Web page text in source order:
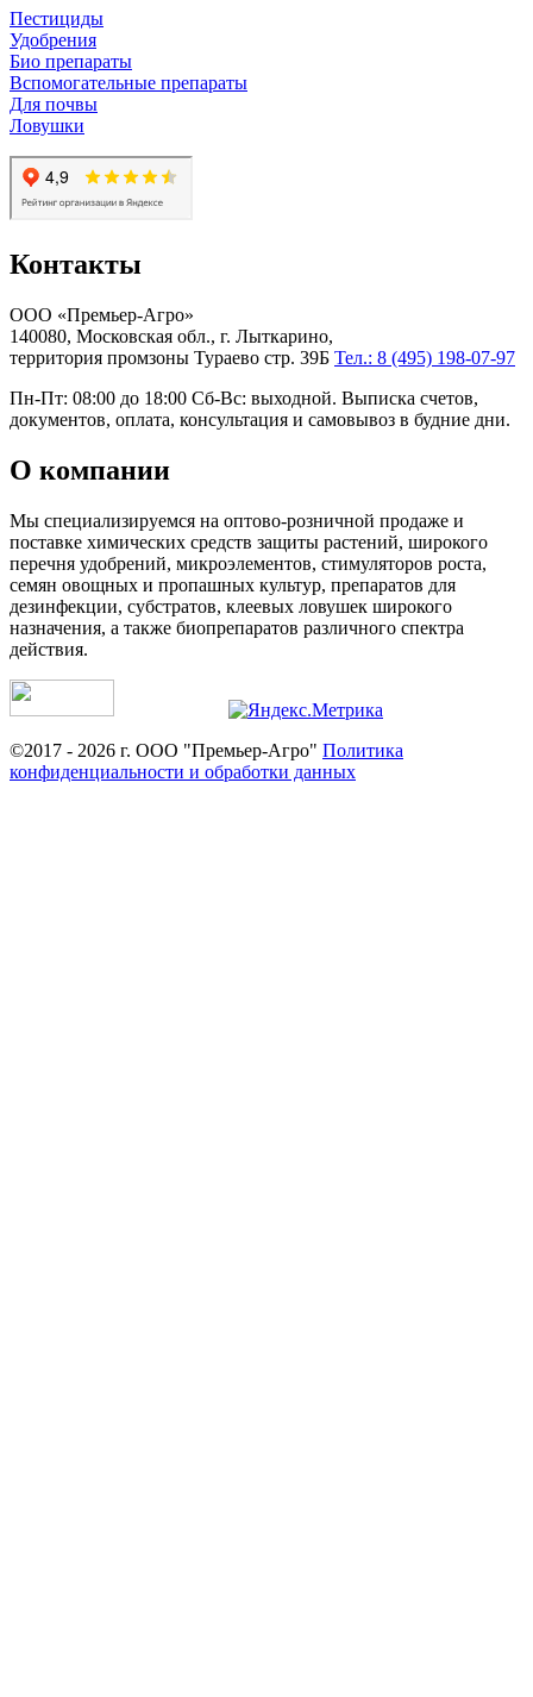
Пестициды
Удобрения
Био препараты
Вспомогательные препараты
Для почвы
Ловушки
Контакты
ООО «Премьер-Агро»
140080, Московская обл., г. Лыткарино,
территория промзоны Тураево стр. 39Б Тел.: 8 (495) 198-07-97
Пн-Пт: 08:00 до 18:00 Сб-Вс: выходной. Выписка счетов,
документов, оплата, консультация и самовывоз в будние дни.
О компании
Мы специализируемся на оптово-розничной продаже и
поставке химических средств защиты растений, широкого
перечня удобрений, микроэлементов, стимуляторов роста,
семян овощных и пропашных культур, препаратов для
дезинфекции, субстратов, клеевых ловушек широкого
назначения, а также биопрепаратов различного спектра
действия.
©2017 - 2026 г. ООО "Премьер-Агро" Политика
конфиденциальности и обработки данных